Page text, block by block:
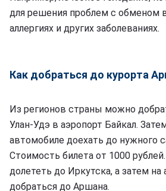
для решения проблем с обменом
аллергиях и других заболеваниях.
Как добраться до курорта
Из регионов страны можно
Улан-Удэ в аэропорт Байкал.
автомобиле доехать до нужного
Стоимость билета от 1000
долететь до Иркутска, а затем на
добраться до Аршана.